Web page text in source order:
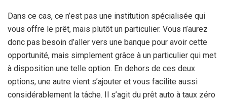
Dans ce cas, ce n’est pas une institution spécialisée qui
vous offre le prêt, mais plutôt un particulier. Vous n’aurez
donc pas besoin d’aller vers une banque pour avoir cette
opportunité, mais simplement grâce à un particulier qui met
à disposition une telle option. En dehors de ces deux
options, une autre vient s’ajouter et vous facilite aussi
considérablement la tâche. Il s’agit du prêt auto à taux zéro